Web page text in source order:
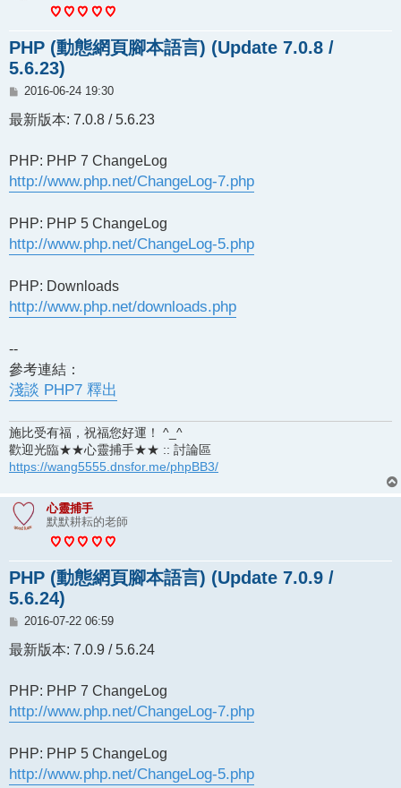
PHP (動態網頁腳本語言) (Update 7.0.8 /
5.6.23)
文
2016-06-24 19:30
最新版本: 7.0.8 / 5.6.23
PHP: PHP 7 ChangeLog
http://www.php.net/ChangeLog-7.php
PHP: PHP 5 ChangeLog
http://www.php.net/ChangeLog-5.php
PHP: Downloads
http://www.php.net/downloads.php
--
參考連結：
淺談 PHP7 釋出
施比受有福，祝福您好運！ ^_^
歡迎光臨★★心靈捕手★★ :: 討論區
https://wang5555.dnsfor.me/phpBB3/
心靈捕手
默默耕耘的老師
PHP (動態網頁腳本語言) (Update 7.0.9 /
5.6.24)
文
2016-07-22 06:59
最新版本: 7.0.9 / 5.6.24
PHP: PHP 7 ChangeLog
http://www.php.net/ChangeLog-7.php
PHP: PHP 5 ChangeLog
http://www.php.net/ChangeLog-5.php